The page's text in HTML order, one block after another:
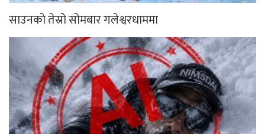
साउनको तेस्रो सोमबार गलेश्वरधाममा